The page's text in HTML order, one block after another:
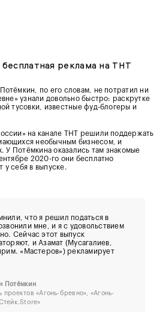
реклама на ТНТ
по его словам, не потратил ни
узнали довольно быстро: раскрутке
тусовки, известные фуд-блогеры и
на канале ТНТ решили поддержать
необычным бизнесом, и
У Потёмкина оказались там знакомые
2020-го они бесплатно
у себя в выпуске.
что я решил податься в
мне, и я с удовольствием
Сейчас этот выпуск
и Азамат (Мусагалиев,
«Мастеров») рекламирует
Потёмкин
проектов «Агонь-бревно», «Агонь-